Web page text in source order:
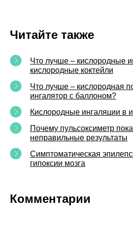
Читайте также
Что лучше – кислородные
кислородные коктейли
Что лучше – кислородная
ингалятор с баллоном?
Кислородные ингаляции в
Почему пульсоксиметр
неправильные результаты
Симптоматическая
гипоксии мозга
Комментарии